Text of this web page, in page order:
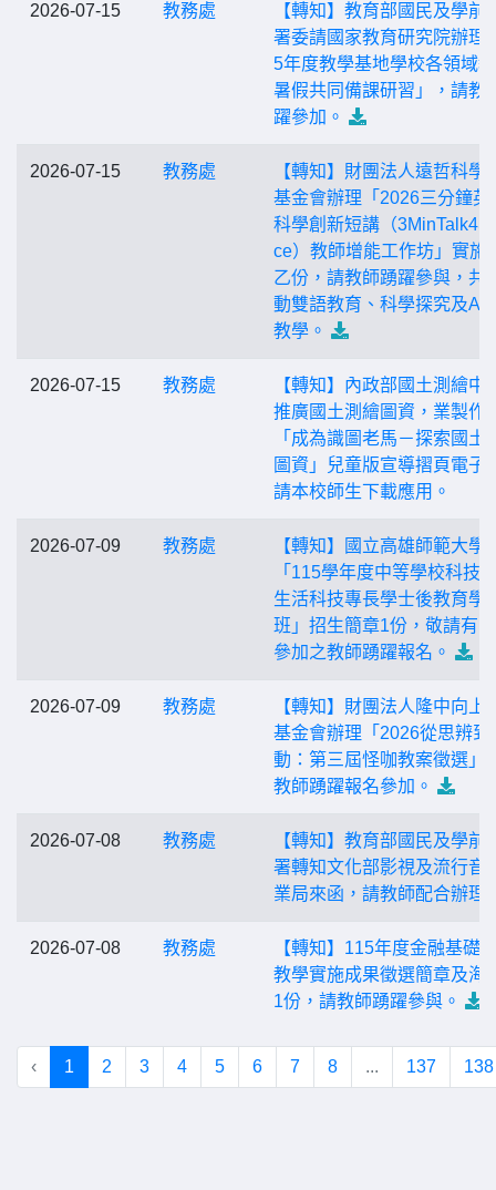
2026-07-15 教務處
【轉知】教育部國民及學前
署委請國家教育研究院辦理
5年度教學基地學校各領域
暑假共同備課研習」，請教
躍參加。
2026-07-15 教務處
【轉知】財團法人遠哲科學
基金會辦理「2026三分鐘英
科學創新短講（
ce）教師增能工作坊」實施
乙份，請教師踴躍參與，共
動雙語教育、科學探究及AI
教學。
2026-07-15 教務處
【轉知】內政部國土測繪中
推廣國土測繪圖資，業製作
「成為識圖老馬－探索國土
圖資」兒童版宣導摺頁電子
請本校師生下載應用。
2026-07-09 教務處
【轉知】國立高雄師範大學
「115學年度中等學校科技
生活科技專長學士後教育學
班」招生簡章1份，敬請有
參加之教師踴躍報名。
2026-07-09 教務處
【轉知】財團法人隆中向上
基金會辦理「2026從思辨到
動：第三屆怪咖教案徵選」
教師踴躍報名參加。
2026-07-08 教務處
【轉知】教育部國民及學前
署轉知文化部影視及流行音
業局來函，請教師配合辦理
2026-07-08 教務處
【轉知】115年度金融基礎
教學實施成果徵選簡章及海
1份，請教師踴躍參與。
‹ 1 2 3 4 5 6 7 8 ... 137 138